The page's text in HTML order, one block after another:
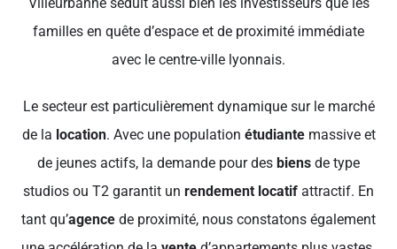
Villeurbanne séduit aussi bien les investisseurs que les
familles en quête d’espace et de proximité immédiate
avec le centre-ville lyonnais.
Le secteur est particulièrement dynamique sur le marché
de la location. Avec une population étudiantemassive et
de jeunes actifs, la demande pour des biens de type
studios ou T2 garantit un rendement locatif attractif. En
tant qu’agence de proximité, nous constatons également